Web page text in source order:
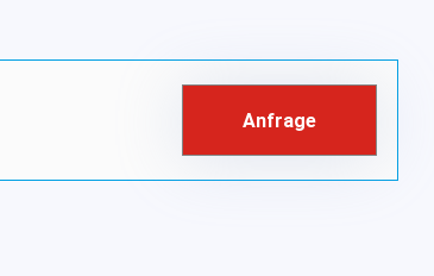
Anfrage